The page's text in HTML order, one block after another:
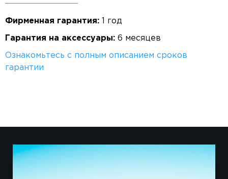
Фирменная гарантия: 1 год
Гарантия на аксессуары: 6 месяцев
Ознакомьтесь с полным описанием сроков
гарантии